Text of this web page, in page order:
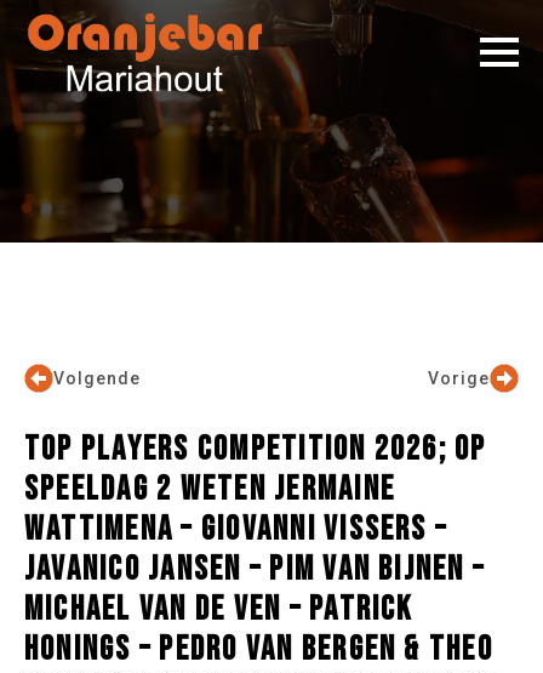
Vorige
Volgende
TOP PLAYERS COMPETITION 2026; OP
SPEELDAG 2 WETEN JERMAINE
WATTIMENA – GIOVANNI VISSERS –
JAVANICO JANSEN – PIM VAN BIJNEN –
MICHAEL VAN DE VEN – PATRICK
HONINGS – PEDRO VAN BERGEN & THEO